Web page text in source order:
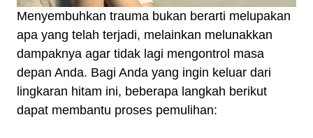
Menyembuhkan trauma bukan berarti melupakan
apa yang telah terjadi, melainkan melunakkan
dampaknya agar tidak lagi mengontrol masa
depan Anda. Bagi Anda yang ingin keluar dari
lingkaran hitam ini, beberapa langkah berikut
dapat membantu proses pemulihan: